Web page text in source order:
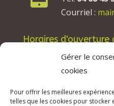
Gérer le
cookies
Pour offrir les meilleures
telles que les cookies pour
Courriel :
Horaires d'ouverture
Les lundis, mardis et
13h30 à 17h30.
Les vendredis : de 8h à